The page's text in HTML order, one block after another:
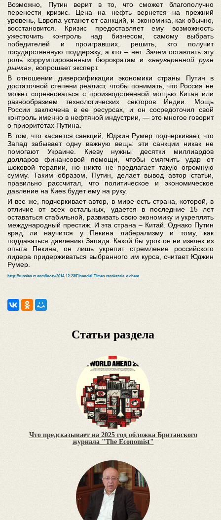
Возможно, Путин верит в то, что сможет благополучно
перенести кризис. Цена на нефть вернется на прежний
уровень, Европа устанет от санкций, и экономика, как обычно,
восстановится. Кризис предоставляет ему возможность
ужесточить контроль над бизнесом, самому выбрать
победителей и проигравших, решить, кто получит
государственную поддержку, а кто – нет. Зачем оставлять эту
роль коррумпированным бюрократам и «неуверенной руке
рынка», вопрошает эксперт.
В отношении диверсификации экономики страны Путин в
достаточной степени реалист, чтобы понимать, что Россия не
может соревноваться с производственной мощью Китая или
разнообразием технологических секторов Индии. Мощь
России заключена в ее ресурсах, и он сосредоточил свой
контроль именно в нефтяной индустрии, — это многое говорит
о приоритетах Путина.
В том, что касается санкций, Юджин Румер подчеркивает, что
Запад забывает одну важную вещь: эти санкции никак не
помогают Украине. Киеву нужны десятки миллиардов
долларов финансовой помощи, чтобы смягчить удар от
шоковой терапии, но никто не предлагает такую огромную
сумму. Таким образом, Путин, делает вывод автор статьи,
правильно рассчитал, что политическое и экономическое
давление на Киев будет ему на руку.
И все же, подчеркивает автор, в мире есть страна, которой, в
отличие от всех остальных, удается в последние 15 лет
оставаться стабильной, развивать свою экономику и укреплять
международный престиж. И эта страна – Китай. Однако Путин
вряд ли научится у Пекина либерализму и тому, как
поддаваться давлению Запада. Какой бы урок он ни извлек из
опыта Пекина, он лишь укрепит стремление российского
лидера придерживаться выбранного им курса, считает Юджин
Румер.
http://russian.rt.com/inotv/2014-12-23/Financial-Times-rasskazala-v-chem
Статьи раздела
Что предсказывает на 2025 год обложка Британского
журнала "The Economist"